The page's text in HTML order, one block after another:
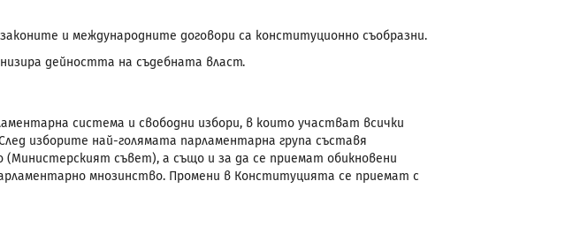
и международните договори са конституционно съобразни.
дейността на съдебната власт.
система и свободни избори, в които участват всички
изборите най-голямата парламентарна група съставя
съвет), а също и за да се приемат обикновени
мнозинство. Промени в Конституцията се приемат с